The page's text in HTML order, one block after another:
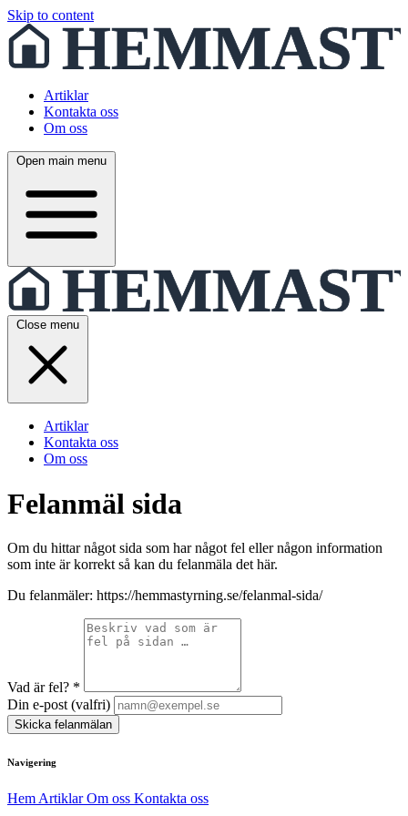
Skip to content
Artiklar
Kontakta oss
Om oss
Open main menu
Close menu
Artiklar
Kontakta oss
Om oss
Felanmäl sida
Om du hittar något sida som har något fel eller någon information
som inte är korrekt så kan du felanmäla det här.
Du felanmäler: https://hemmastyrning.se/felanmal-sida/
Vad är fel? *
Din e-post (valfri)
Skicka felanmälan
Navigering
Hem ArtiklarOm oss Kontakta oss